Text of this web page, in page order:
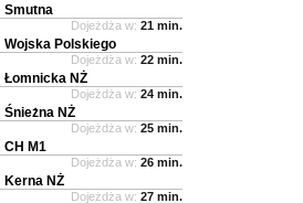
Smutna
Dojeżdża w: 21 min.
Wojska Polskiego
Dojeżdża w: 22 min.
Łomnicka NŻ
Dojeżdża w: 24 min.
Śnieżna NŻ
Dojeżdża w: 25 min.
CH M1
Dojeżdża w: 26 min.
Kerna NŻ
Dojeżdża w: 27 min.